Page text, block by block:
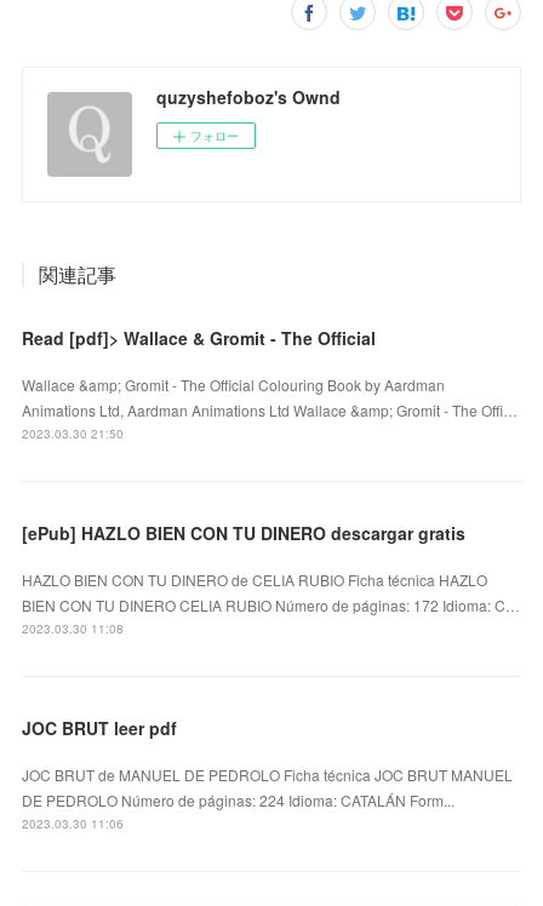
quzyshefoboz's Ownd
フォロー
関連記事
Read [pdf]> Wallace & Gromit - The Official
Wallace &amp; Gromit - The Official Colouring Book by Aardman
Animations Ltd, Aardman Animations Ltd Wallace &amp; Gromit - The Offi…
2023.03.30 21:50
[ePub] HAZLO BIEN CON TU DINERO descargar gratis
HAZLO BIEN CON TU DINERO de CELIA RUBIO Ficha técnica HAZLO
BIEN CON TU DINERO CELIA RUBIO Número de páginas: 172 Idioma: C…
2023.03.30 11:08
JOC BRUT leer pdf
JOC BRUT de MANUEL DE PEDROLO Ficha técnica JOC BRUT MANUEL
DE PEDROLO Número de páginas: 224 Idioma: CATALÁN Form...
2023.03.30 11:06